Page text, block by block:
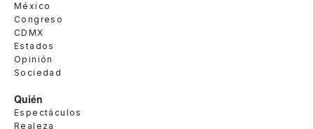
México
Congreso
CDMX
Estados
Opinión
Sociedad
Quién
Espectáculos
Realeza